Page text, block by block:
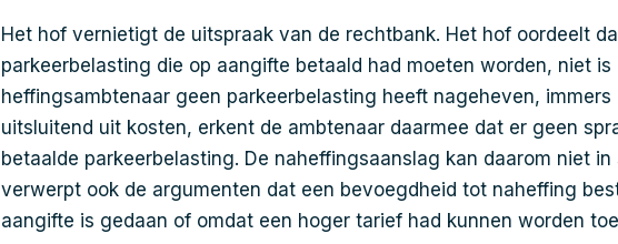
Het hof vernietigt de uitspraak van de rechtbank. Het hof oordeelt
parkeerbelasting die op aangifte betaald had moeten worden, niet is
heffingsambtenaar geen parkeerbelasting heeft nageheven,
uitsluitend uit kosten, erkent de ambtenaar daarmee dat er geen
betaalde parkeerbelasting. De naheffingsaanslag kan daarom niet
verwerpt ook de argumenten dat een bevoegdheid tot naheffing
aangifte is gedaan of omdat een hoger tarief had kunnen worden